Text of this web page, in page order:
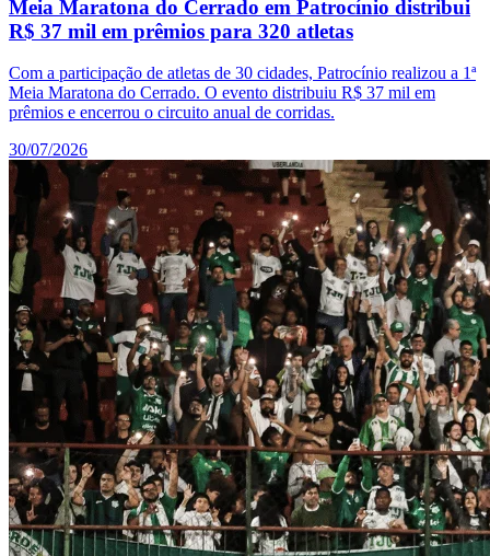
Meia Maratona do Cerrado em Patrocínio distribui
R$ 37 mil em prêmios para 320 atletas
Com a participação de atletas de 30 cidades, Patrocínio realizou a 1ª
Meia Maratona do Cerrado. O evento distribuiu R$ 37 mil em
prêmios e encerrou o circuito anual de corridas.
30/07/2026